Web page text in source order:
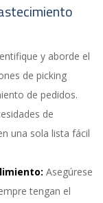
y aborde el
de picking
de pedidos.
de
una sola lista fácil
Asegúrese
tengan el